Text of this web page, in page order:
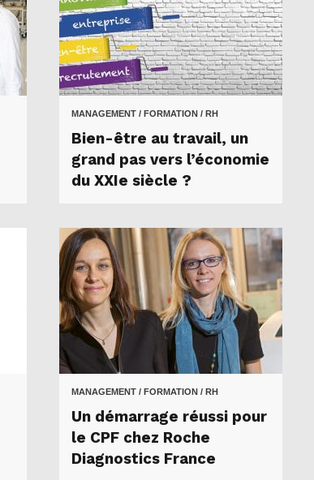
MANAGEMENT / FORMATION / RH
Bien-être au travail, un
grand pas vers l’économie
du XXIe siècle ?
MANAGEMENT / FORMATION / RH
Un démarrage réussi pour
le CPF chez Roche
Diagnostics France